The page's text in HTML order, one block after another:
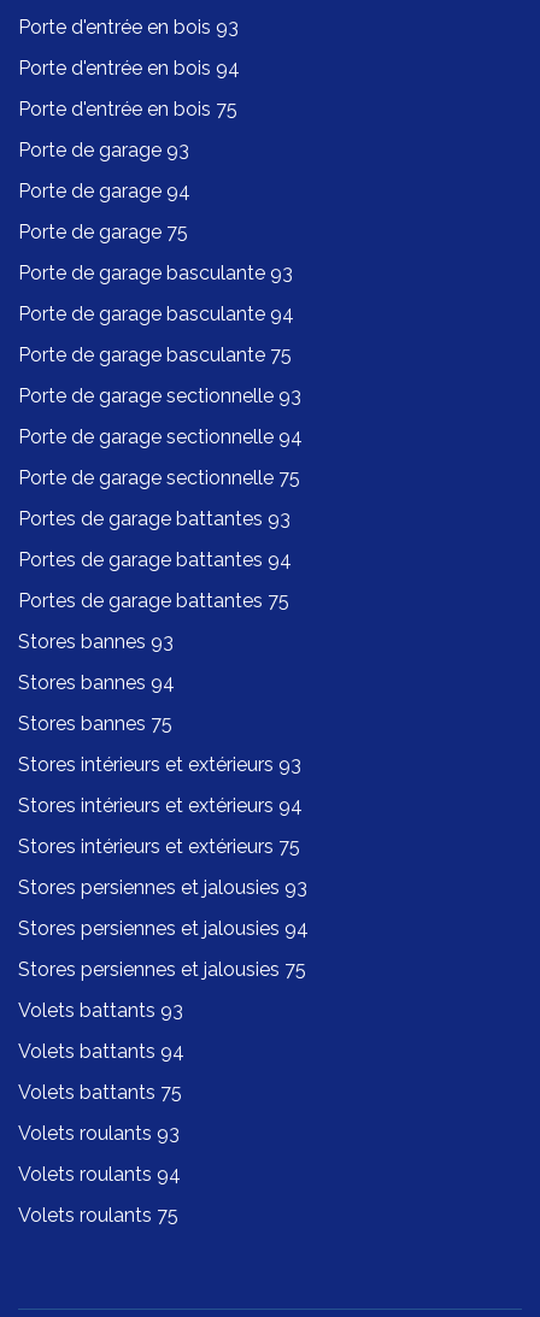
Porte d'entrée en bois 93
Porte d'entrée en bois 94
Porte d'entrée en bois 75
Porte de garage 93
Porte de garage 94
Porte de garage 75
Porte de garage basculante 93
Porte de garage basculante 94
Porte de garage basculante 75
Porte de garage sectionnelle 93
Porte de garage sectionnelle 94
Porte de garage sectionnelle 75
Portes de garage battantes 93
Portes de garage battantes 94
Portes de garage battantes 75
Stores bannes 93
Stores bannes 94
Stores bannes 75
Stores intérieurs et extérieurs 93
Stores intérieurs et extérieurs 94
Stores intérieurs et extérieurs 75
Stores persiennes et jalousies 93
Stores persiennes et jalousies 94
Stores persiennes et jalousies 75
Volets battants 93
Volets battants 94
Volets battants 75
Volets roulants 93
Volets roulants 94
Volets roulants 75